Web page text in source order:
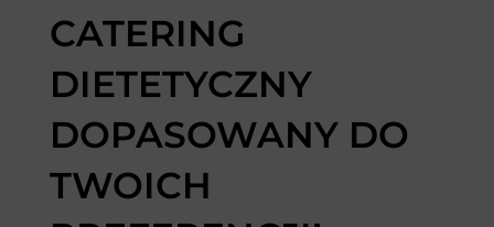
CATERING
DIETETYCZNY
DOPASOWANY DO
TWOICH